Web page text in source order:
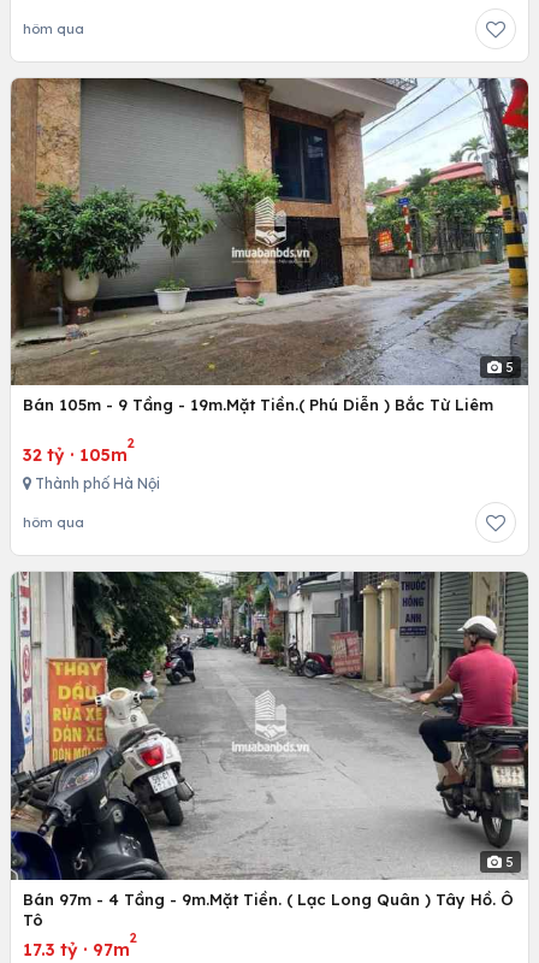
hôm qua
5
Bán 105m - 9 Tầng - 19m.Mặt Tiền.( Phú Diễn ) Bắc Từ Liêm
32 tỷ · 105m
2
Thành phố Hà Nội
hôm qua
5
Bán 97m - 4 Tầng - 9m.Mặt Tiền. ( Lạc Long Quân ) Tây Hồ. Ô
Tô
17.3 tỷ · 97m
2